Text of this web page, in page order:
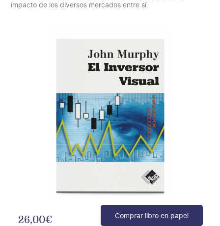
impacto de los diversos mercados entre sí.
Comprar libro en papel
26,00€